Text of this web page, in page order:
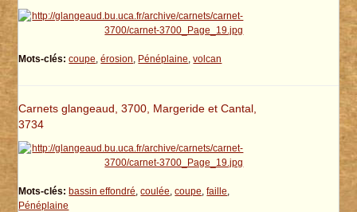
Mots-clés: coupe,érosion, Pénéplaine,volcan
Carnets glangeaud, 3700, Margeride et Cantal,
3734
Mots-clés: bassin effondré ,coulée ,coupe ,faille
Pénéplaine